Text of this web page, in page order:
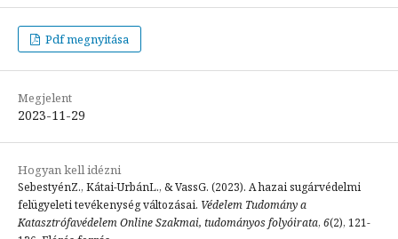
Pdf megnyitása
Megjelent
2023-11-29
Hogyan kell idézni
SebestyénZ., Kátai-UrbánL., & VassG. (2023). A hazai sugárvédelmi
felügyeleti tevékenység változásai. Védelem Tudomány a
Katasztrófavédelem Online Szakmai, tudományos folyóirata, 6(2), 121-